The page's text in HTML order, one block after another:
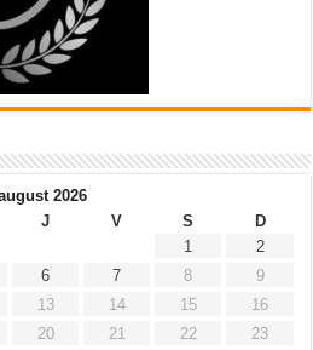
2026
J V S
D
1
2
6 7 8
9
13 14 15
16
20 21 22
23